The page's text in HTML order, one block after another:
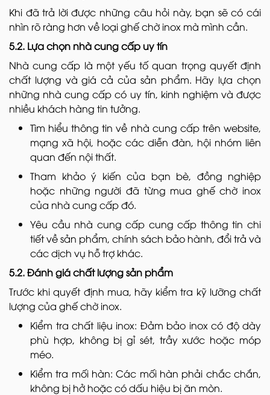
Khi đã trả lời được những câu hỏi này, bạn sẽ có cái
nhìn rõ ràng hơn về loại ghế chờ inox mà mình cần.
5.2. Lựa chọn nhà cung cấp uy tín
Nhà cung cấp là một yếu tố quan trọng quyết định
chất lượng và giá cả của sản phẩm. Hãy lựa chọn
những nhà cung cấp có uy tín, kinh nghiệm và được
nhiều khách hàng tin tưởng.
Tìm hiểu thông tin về nhà cung cấp trên website,
mạng xã hội, hoặc các diễn đàn, hội nhóm liên
quan đến nội thất.
Tham khảo ý kiến của bạn bè, đồng nghiệp
hoặc những người đã từng mua ghế chờ inox
của nhà cung cấp đó.
Yêu cầu nhà cung cấp cung cấp thông tin chi
tiết về sản phẩm, chính sách bảo hành, đổi trả và
các dịch vụ hỗ trợ khác.
5.2. Đánh giá chất lượng sản phẩm
Trước khi quyết định mua, hãy kiểm tra kỹ lưỡng chất
lượng của ghế chờ inox.
Kiểm tra chất liệu inox: Đảm bảo inox có độ dày
phù hợp, không bị gỉ sét, trầy xước hoặc móp
méo.
Kiểm tra mối hàn: Các mối hàn phải chắc chắn,
không bị hở hoặc có dấu hiệu bị ăn mòn.